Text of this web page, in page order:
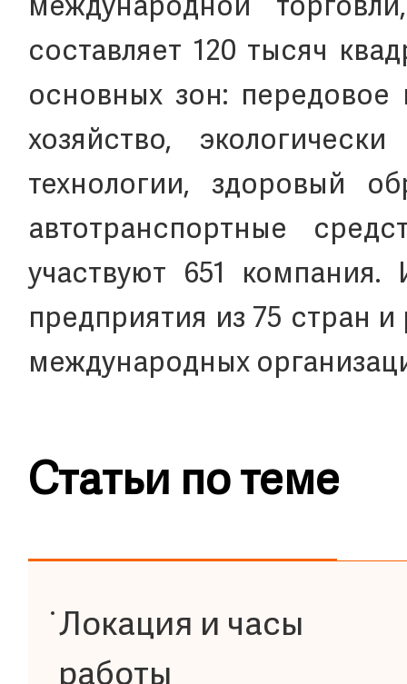
международной
составляет 120 тысяч
основных зон: передовое
хозяйство,
технологии, здоровый
автотранспортные
участвуют 651
предприятия из 75 стран
международных
Статьи по теме
Локация и часы